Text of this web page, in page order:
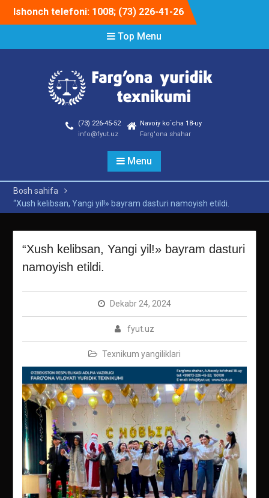
Ishonch telefoni: 1008; (73) 226-41-26
Top Menu
(73) 226-45-52
info@fyut.uz
Navoiy ko`cha 18-uy
Farg'ona shahar
Menu
Bosh sahifa
“Xush kelibsan, Yangi yil!» bayram dasturi namoyish etildi.
“Xush kelibsan, Yangi yil!» bayram dasturi
namoyish etildi.
Dekabr 24, 2024
fyut.uz
Texnikum yangiliklari